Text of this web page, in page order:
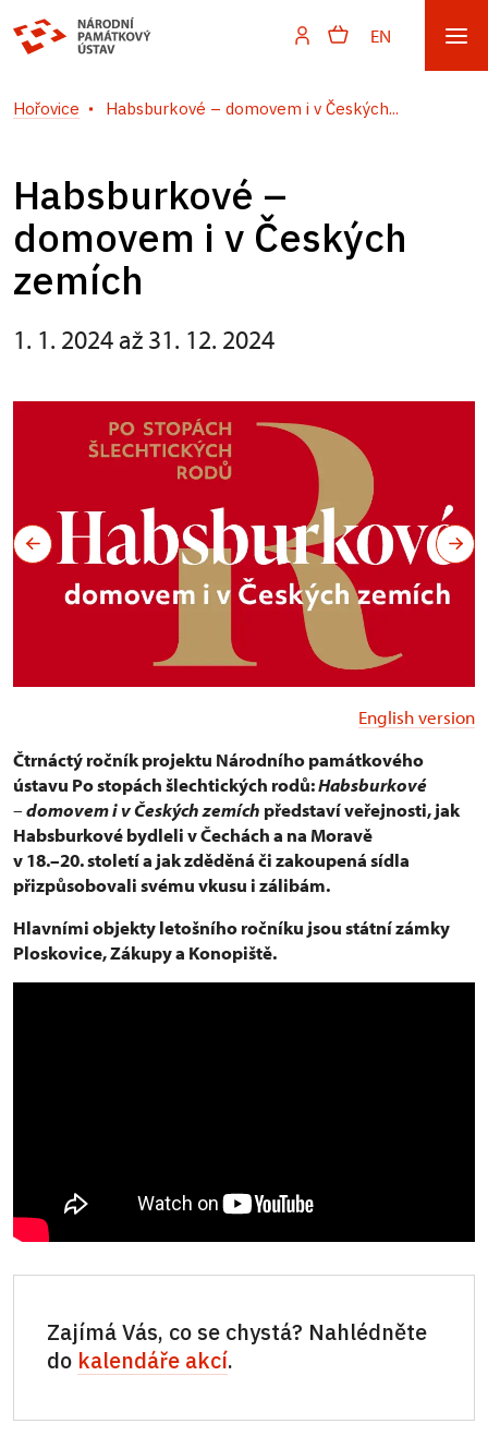
EN
Hořovice Habsburkové – domovem i v Českých...
Habsburkové –
domovem i v Českých
zemích
1. 1. 2024 až 31. 12. 2024
English version
Čtrnáctý ročník projektu Národního památkového
ústavu Po stopách šlechtických rodů:Habsburkové
–domovem i v Českých zemích představí veřejnosti, jak
Habsburkové bydleli v Čechách a na Moravě
v 18.–20. století a jak zděděná či zakoupená sídla
přizpůsobovali svému vkusu i zálibám.
Hlavními objekty letošního ročníku jsou státní zámky
Ploskovice, Zákupy a Konopiště.
Zajímá Vás, co se chystá? Nahlédněte
do kalendáře akcí.